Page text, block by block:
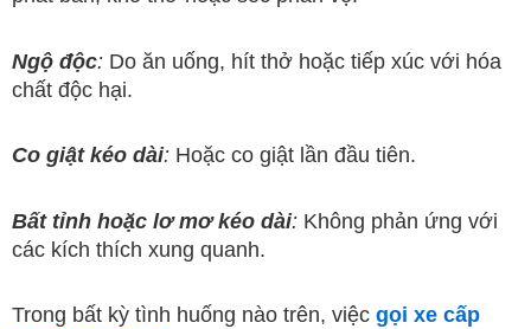
Ngộ độc: Do ăn uống, hít thở hoặc tiếp xúc với hóa
chất độc hại.
Co giật kéo dài: Hoặc co giật lần đầu tiên.
Bất tỉnh hoặc lơ mơ kéo dài: Không phản ứng với
các kích thích xung quanh.
Trong bất kỳ tình huống nào trên, việc gọi xe cấp